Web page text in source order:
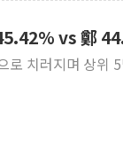
강릉·동해·삼척 시
기물 수거하다 참변
울 중랑구 주택가서
李대통령 "결혼 때문
여수 오동도 인근 해
vs 鄭
로 치러지며 상위